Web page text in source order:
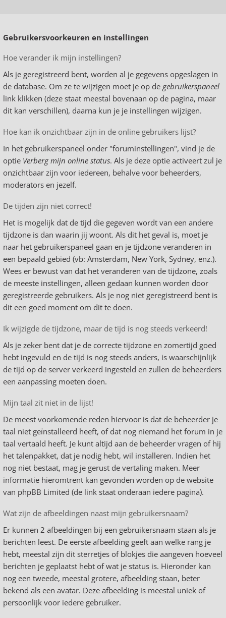
Gebruikersvoorkeuren en instellingen
Hoe verander ik mijn instellingen?
Als je geregistreerd bent, worden al je gegevens opgeslagen in
de database. Om ze te wijzigen moet je op de gebruikerspaneel
link klikken (deze staat meestal bovenaan op de pagina, maar
dit kan verschillen), daarna kun je je instellingen wijzigen.
Hoe kan ik onzichtbaar zijn in de online gebruikers lijst?
In het gebruikerspaneel onder "foruminstellingen", vind je de
optie Verberg mijn online status. Als je deze optie activeert zul je
onzichtbaar zijn voor iedereen, behalve voor beheerders,
moderators en jezelf.
De tijden zijn niet correct!
Het is mogelijk dat de tijd die gegeven wordt van een andere
tijdzone is dan waarin jij woont. Als dit het geval is, moet je
naar het gebruikerspaneel gaan en je tijdzone veranderen in
een bepaald gebied (vb: Amsterdam, New York, Sydney, enz.).
Wees er bewust van dat het veranderen van de tijdzone, zoals
de meeste instellingen, alleen gedaan kunnen worden door
geregistreerde gebruikers. Als je nog niet geregistreerd bent is
dit een goed moment om dit te doen.
Ik wijzigde de tijdzone, maar de tijd is nog steeds verkeerd!
Als je zeker bent dat je de correcte tijdzone en zomertijd goed
hebt ingevuld en de tijd is nog steeds anders, is waarschijnlijk
de tijd op de server verkeerd ingesteld en zullen de beheerders
een aanpassing moeten doen.
Mijn taal zit niet in de lijst!
De meest voorkomende reden hiervoor is dat de beheerder je
taal niet geïnstalleerd heeft, of dat nog niemand het forum in je
taal vertaald heeft. Je kunt altijd aan de beheerder vragen of hij
het talenpakket, dat je nodig hebt, wil installeren. Indien het
nog niet bestaat, mag je gerust de vertaling maken. Meer
informatie hieromtrent kan gevonden worden op de website
van phpBB Limited (de link staat onderaan iedere pagina).
Wat zijn de afbeeldingen naast mijn gebruikersnaam?
Er kunnen 2 afbeeldingen bij een gebruikersnaam staan als je
berichten leest. De eerste afbeelding geeft aan welke rang je
hebt, meestal zijn dit sterretjes of blokjes die aangeven hoeveel
berichten je geplaatst hebt of wat je status is. Hieronder kan
nog een tweede, meestal grotere, afbeelding staan, beter
bekend als een avatar. Deze afbeelding is meestal uniek of
persoonlijk voor iedere gebruiker.